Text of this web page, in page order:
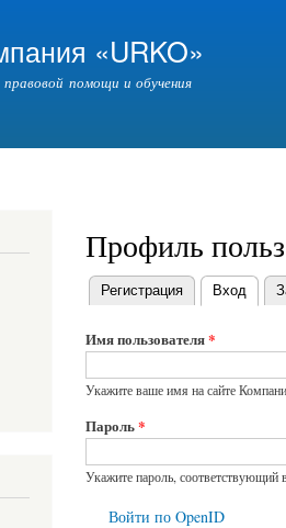
«URKO»
помощи и обучения
Профиль
Главные вкладки
Регистрация Вход
Имя пользователя*
Укажите ваше имя на сайте
Пароль*
Укажите пароль, соответствующий
Войти по OpenID